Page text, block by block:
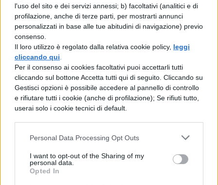
l'uso del sito e dei servizi annessi; b) facoltativi (analitici e di
profilazione, anche di terze parti, per mostrarti annunci
personalizzati in base alle tue abitudini di navigazione) previo
consenso.
Il loro utilizzo è regolato dalla relativa cookie policy, leggi
cliccando qui
Per il consenso ai cookies facoltativi puoi accettarli tutti
cliccando sul bottone Accetta tutti qui di seguito. Cliccando su
Gestisci opzioni è possibile accedere al pannello di controllo
e rifiutare tutti i cookie (anche di profilazione); Se rifiuti tutto,
userai solo i cookie tecnici di default.
Personal Data Processing Opt Outs
I want to opt-out of the Sharing of my
personal data.
Opted In
Tullio saluta il suo Tirone
Il giorno dopo che lo avevo aspettato
Andrico è venuto da me e così ho trascorso
una notte piena di paura. Dalle tue lettere
non so affatto come tu stia, ma mi sono
ripreso. Ordina al medico di assicurare un
compenso secondo quanto chiederà; lho
animo afflitto e che il medico dice che per
dal sonno le tue lettere e la tua umanità per